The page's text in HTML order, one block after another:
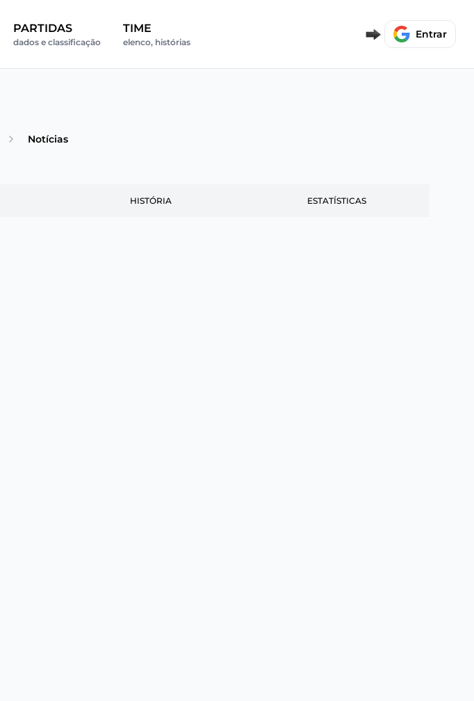
PARTIDAS
dados e classificação
TIME
elenco, histórias
Entrar
Notícias
HISTÓRIA ESTATÍSTICAS